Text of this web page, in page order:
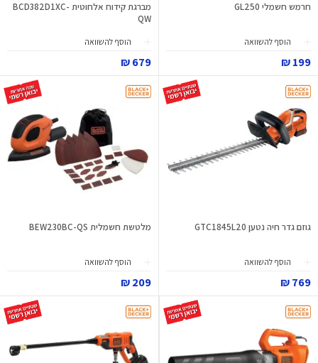
חרמש חשמלי GL250
הוסף להשוואה
199 ₪
מברגת קידוח אלחוטית BCD382D1XC-
QW
הוסף להשוואה
679 ₪
גוזם גדר חיה נטען GTC1845L20
הוסף להשוואה
769 ₪
מלטשת חשמלית BEW230BC-QS
הוסף להשוואה
209 ₪